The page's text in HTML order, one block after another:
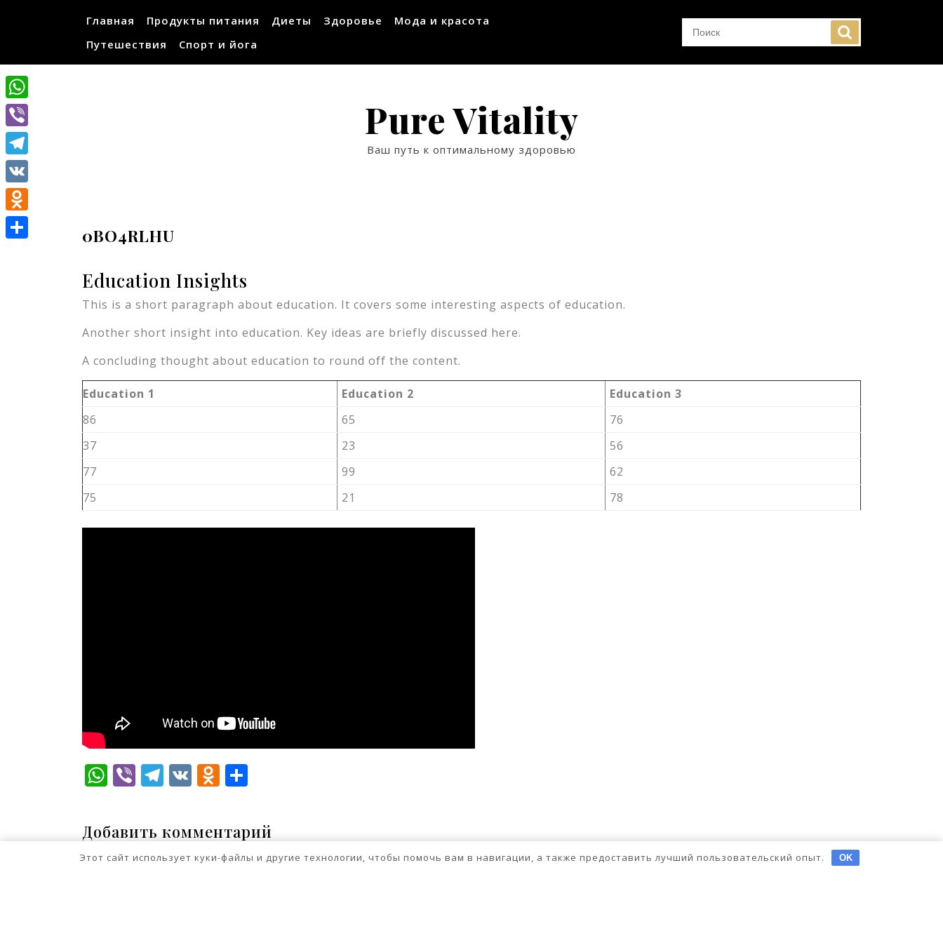
Главная Продукты питания Диеты Здоровье
Мода и красота
Путешествия
Спорт и йога
Pure Vitality
Ваш путь к оптимальному здоровью
0BO4RLHU
Education Insights
This is a short paragraph about education. It covers some interesting aspects of education.
Another short insight into education. Key ideas are briefly discussed here.
A concluding thought about education to round off the content.
Education 1 Education 2
Education 3
86
65
76
37
23
56
77
99
62
75
21 78
WhatsApp
ViberTelegram
VKOdnoklassniki
Добавить комментарий
Для отправки комментария вам необходимо авторизоваться .
WhatsApp
Viber
Telegram
VK
Odnoklassniki
Этот сайт использует куки-файлы и другие технологии, чтобы помочь вам в навигации, а также предоставить лучший пользовательский опыт. OK